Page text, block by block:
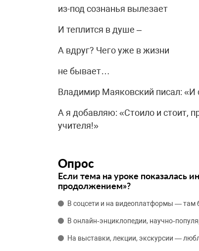
из-под сознанья вылезает
И теплится в душе –
А вдруг? Чего уже в жизни
не бывает…
Владимир Маяковский писал: «И
А я добавляю: «Стоило и стоит,
учителя!»
Опрос
Если тема на уроке показалась
продолжением»?
В соцсети и на видеоплатформы — там
В онлайн‑энциклопедии,
На выставки, лекции, экскурсии —